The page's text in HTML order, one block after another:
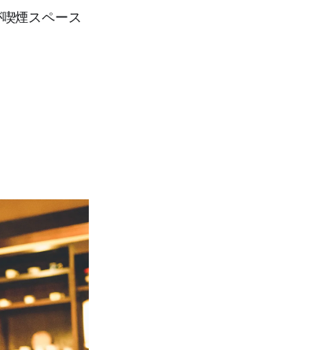
煙スペース